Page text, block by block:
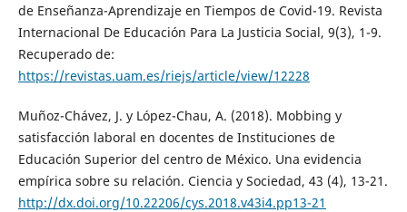
de Enseñanza-Aprendizaje en Tiempos de Covid-19. Revista
Internacional De Educación Para La Justicia Social, 9(3), 1-9.
Recuperado de:
https://revistas.uam.es/riejs/article/view/12228
Muñoz-Chávez, J. y López-Chau, A. (2018). Mobbing y
satisfacción laboral en docentes de Instituciones de
Educación Superior del centro de México. Una evidencia
empírica sobre su relación. Ciencia y Sociedad, 43 (4), 13-21.
http://dx.doi.org/10.22206/cys.2018.v43i4.pp13-21